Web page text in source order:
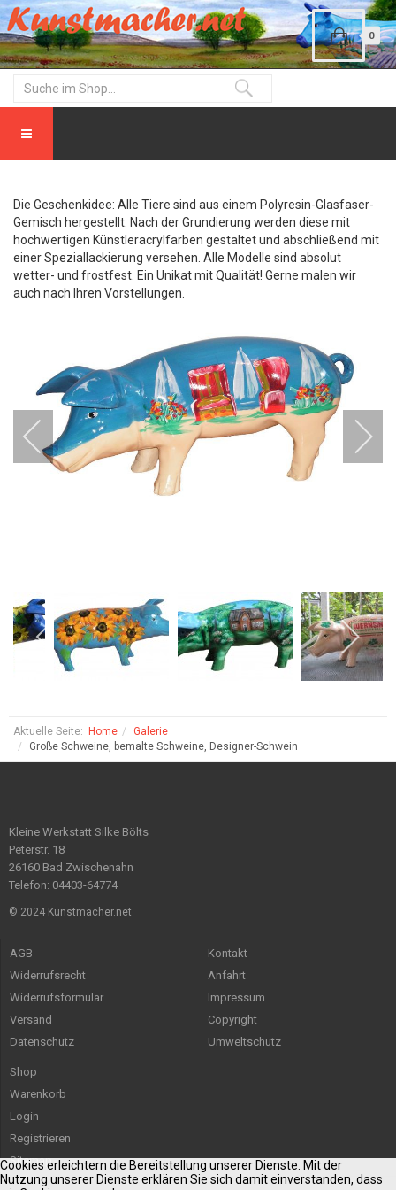
0
Die Geschenkidee: Alle Tiere sind aus einem Polyresin-Glasfaser-
Gemisch hergestellt. Nach der Grundierung werden diese mit
hochwertigen Künstleracrylfarben gestaltet und abschließend mit
einer Speziallackierung versehen. Alle Modelle sind absolut
wetter- und frostfest. Ein Unikat mit Qualität! Gerne malen wir
auch nach Ihren Vorstellungen.
Aktuelle Seite: Home
Galerie
Große Schweine, bemalte Schweine, Designer-Schwein
Kleine Werkstatt Silke Bölts
Peterstr. 18
26160 Bad Zwischenahn
Telefon: 04403-64774
© 2024 Kunstmacher.net
AGB
Widerrufsrecht
Widerrufsformular
Versand
Datenschutz
Kontakt
Anfahrt
Impressum
Copyright
Umweltschutz
Shop
Warenkorb
Login
Registrieren
Sitemap
Cookies erleichtern die Bereitstellung unserer Dienste. Mit der
Nutzung unserer Dienste erklären Sie sich damit einverstanden, dass